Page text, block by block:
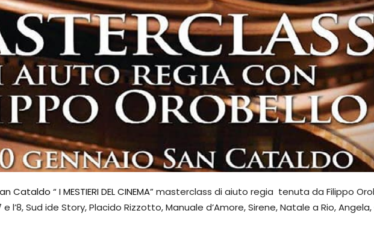
Cataldo “ I MESTIERI DEL CINEMA”masterclass di aiuto regia tenuta da Filippo
e l’8, Sud ide Story, Placido Rizzotto, Manuale d’Amore, Sirene, Natale a Rio, Angela,